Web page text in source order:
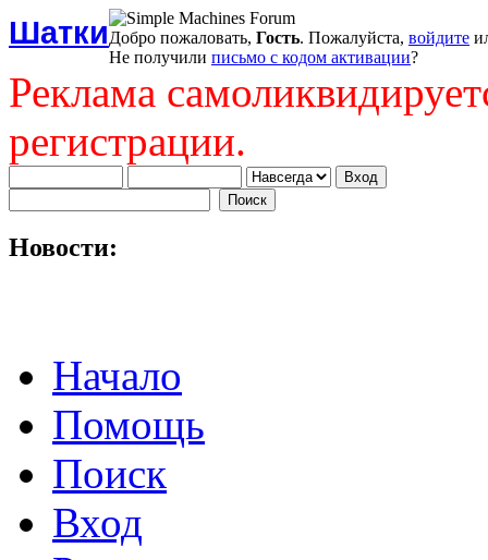
ШаткиДобро пожаловать, Гость. Пожалуйста, войдите
Не получили письмо с кодом активации?
Реклама
регистрации.
Новости:
Начало
Помощь
Поиск
Вход